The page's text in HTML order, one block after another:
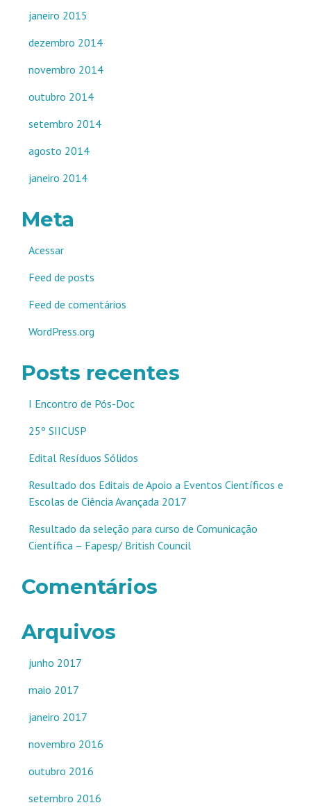
janeiro 2015
dezembro 2014
novembro 2014
outubro 2014
setembro 2014
agosto 2014
janeiro 2014
Meta
Acessar
Feed de posts
Feed de comentários
WordPress.org
Posts recentes
I Encontro de Pós-Doc
25º SIICUSP
Edital Resíduos Sólidos
Resultado dos Editais de Apoio a Eventos Científicos e
Escolas de Ciência Avançada 2017
Resultado da seleção para curso de Comunicação
Científica – Fapesp/ British Council
Comentários
Arquivos
junho 2017
maio 2017
janeiro 2017
novembro 2016
outubro 2016
setembro 2016